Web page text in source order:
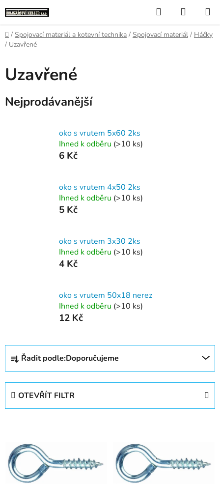
na
obsah
Hledat
KOŠÍK
Domů
/ Spojovací materiál a kotevní technika / Spojovací materiál / Háčky
/ Uzavřené
Uzavřené
Nejprodávanější
oko s vrutem 5x60 2ks
Ihned k odběru (>10 ks)
6 Kč
oko s vrutem 4x50 2ks
Ihned k odběru (>10 ks)
5 Kč
oko s vrutem 3x30 2ks
Ihned k odběru (>10 ks)
4 Kč
oko s vrutem 50x18 nerez
Ihned k odběru (>10 ks)
12 Kč
Ř
z
o
d
u
Řadit podle:Doporučujeme
OTEVŘÍT FILTR
p
s